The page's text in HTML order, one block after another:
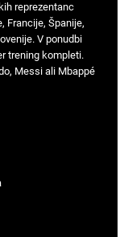
reprezentanc
Francije, Španije,
V ponudbi
trening kompleti.
Messi ali Mbappé